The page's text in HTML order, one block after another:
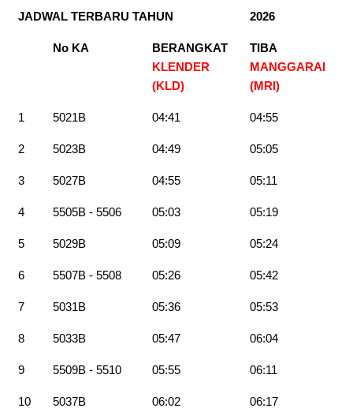
JADWAL TERBARU TAHUN 2026
No KA
BERANGKAT
KLENDER
(KLD)
TIBA
MANGGARAI
(MRI)
1 5021B 04:41 04:55
2 5023B 04:49 05:05
3 5027B 04:55 05:11
4 5505B - 5506 05:03 05:19
5 5029B 05:09 05:24
6 5507B - 5508 05:26 05:42
7 5031B 05:36 05:53
8 5033B 05:47 06:04
9 5509B - 5510 05:55 06:11
10 5037B 06:02 06:17